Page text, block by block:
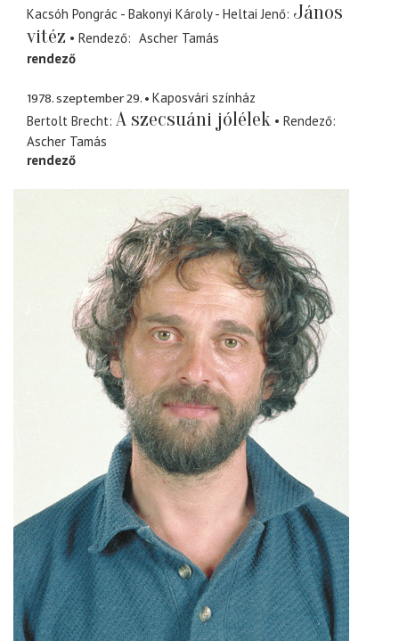
Kacsóh Pongrác - Bakonyi Károly - Heltai Jenő János
vitéz
Rendező
Ascher Tamás
rendező
1978. szeptember 29.
Kaposvári színház
Bertolt Brecht A szecsuáni jólélek
Rendező
Ascher Tamás
rendező